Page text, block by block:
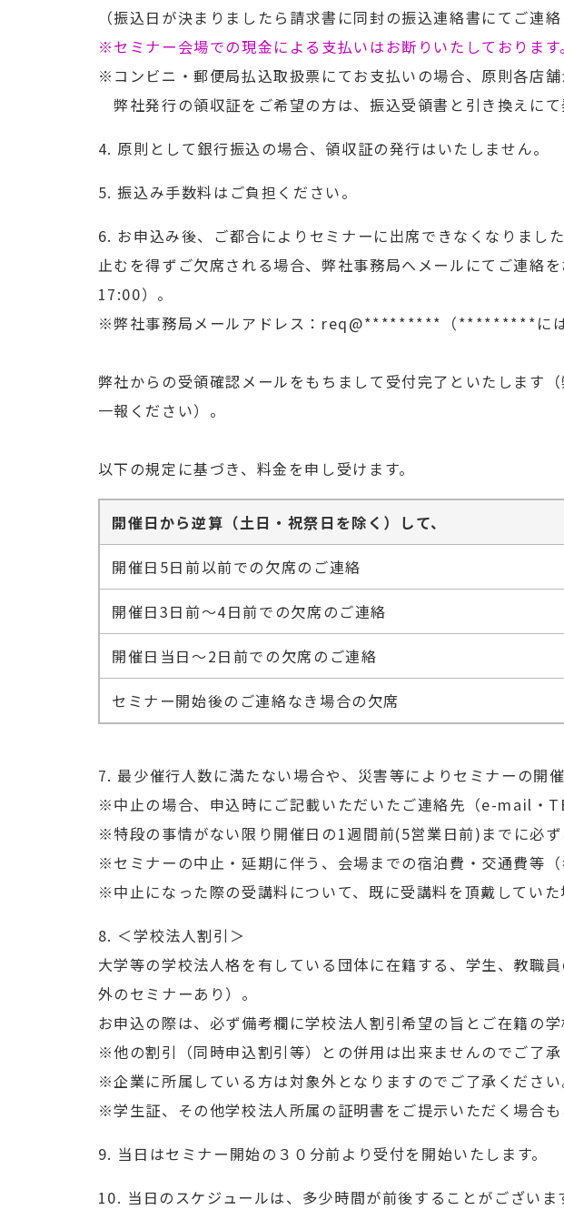
（振込日が決まりましたら請求書に同封の振込連絡書にてご連絡
※セミナー会場での現金による支払いはお断りいたしております。
※コンビニ・郵便局払込取扱票にてお支払いの場合、原則各店
弊社発行の領収証をご希望の方は、振込受領書と引き換えに
4. 原則として銀行振込の場合、領収証の発行はいたしません。
5. 振込み手数料はご負担ください。
6. お申込み後、ご都合によりセミナーに出席できなくなりまし
止むを得ずご欠席される場合、弊社事務局へメールにてご連絡
17:00）。
※弊社事務局メールアドレス：req@*********（*********には
弊社からの受領確認メールをもちまして受付完了といたします
一報ください）。
以下の規定に基づき、料金を申し受けます。
開催日から逆算（土日・祝祭日を除く）して、
開催日5日前以前での欠席のご連絡
開催日3日前～4日前での欠席のご連絡
開催日当日～2日前での欠席のご連絡
セミナー開始後のご連絡なき場合の欠席
7. 最少催行人数に満たない場合や、災害等によりセミナーの開
※中止の場合、申込時にご記載いただいたご連絡先（e-mail・
※特段の事情がない限り開催日の1週間前(5営業日前)までに必ず
※セミナーの中止・延期に伴う、会場までの宿泊費・交通費等
※中止になった際の受講料について、既に受講料を頂戴していた
8. ＜学校法人割引＞
大学等の学校法人格を有している団体に在籍する、学生、教職
外のセミナーあり）。
お申込の際は、必ず備考欄に学校法人割引希望の旨とご在籍の
※他の割引（同時申込割引等）との併用は出来ませんのでご了承
※企業に所属している方は対象外となりますのでご了承ください
※学生証、その他学校法人所属の証明書をご提示いただく場合も
9. 当日はセミナー開始の３０分前より受付を開始いたします。
10. 当日のスケジュールは、多少時間が前後することがございま